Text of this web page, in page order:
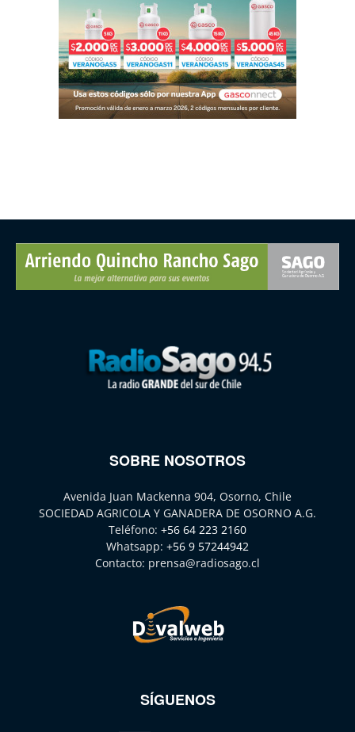
SOBRE NOSOTROS
Avenida Juan Mackenna 904, Osorno, Chile
SOCIEDAD AGRICOLA Y GANADERA DE OSORNO A.G.
Teléfono: +56 64 223 2160
Whatsapp: +56 9 57244942
Contacto: prensa@radiosago.cl
SÍGUENOS